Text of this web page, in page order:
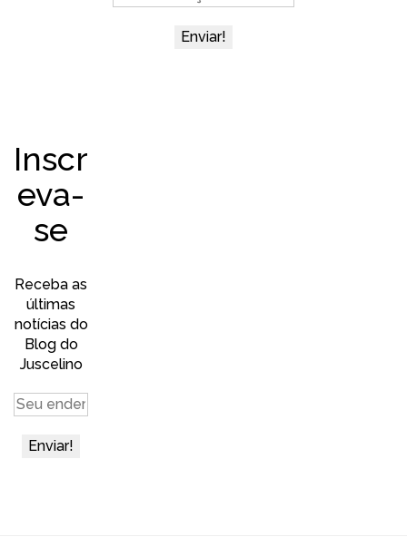
Inscr
eva-
se
Receba as
últimas
notícias do
Blog do
Juscelino